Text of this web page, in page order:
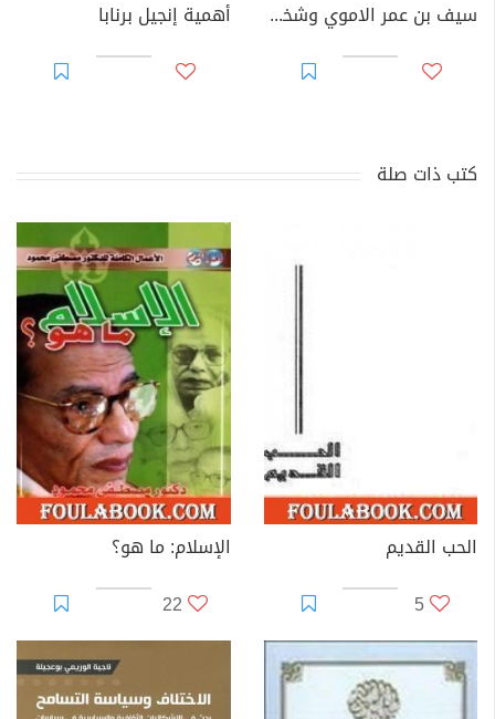
سيف بن عمر الاموي وشخصية ابن سبأ الاسطورية أهمية إنجيل برنابا
كتب ذات صلة
الحب القديم
5
الإسلام: ما هو؟
22